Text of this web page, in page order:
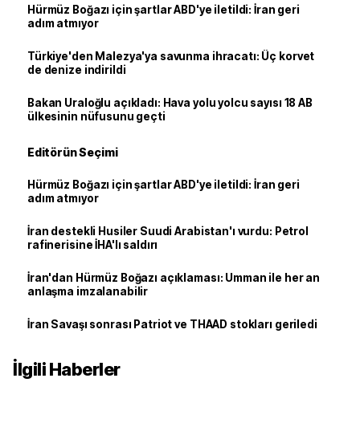
Hürmüz Boğazı için şartlar ABD'ye iletildi: İran geri
adım atmıyor
Türkiye'den Malezya'ya savunma ihracatı: Üç korvet
de denize indirildi
Bakan Uraloğlu açıkladı: Hava yolu yolcu sayısı 18 AB
ülkesinin nüfusunu geçti
Editörün Seçimi
Hürmüz Boğazı için şartlar ABD'ye iletildi: İran geri
adım atmıyor
İran destekli Husiler Suudi Arabistan'ı vurdu: Petrol
rafinerisine İHA'lı saldırı
İran'dan Hürmüz Boğazı açıklaması: Umman ile her an
anlaşma imzalanabilir
İran Savaşı sonrası Patriot ve THAAD stokları geriledi
İlgili Haberler